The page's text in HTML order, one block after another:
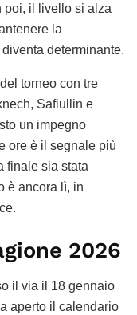
poi, il livello si alza
la
determinante.
torneo con tre
Safiullin e
un impegno
ore è il segnale più
finale sia stata
è ancora lì, in
2026
il via il 18 gennaio
aperto il calendario